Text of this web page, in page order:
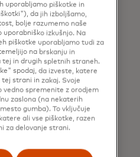
da odprto bančništvo
za kreditne
ročnih procesov,
– in, kar je še
bolj vključujoče
lahko deli svoje
odprtim bančništvom.«
omejenimi podatki – na
– niso mogli dobiti
niso imeli
uporabljamo piškotke in
da jih izboljšamo,
bolje razumemo naše
uporabniško izkušnjo. Na
piškotke uporabljamo tudi za
na brskanju in
tej in drugih spletnih straneh.
spodaj, da izveste, katere
strani in zakaj. Svoje
vedno spremenite z orodjem
zaslona (na nekaterih
gumba). To vključuje
ali vse piškotke, razen
za delovanje strani.